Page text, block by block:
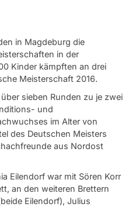
in Magdeburg die
in der
Kinder kämpften an drei
Meisterschaft 2016.
sieben Runden zu je zwei
und
im Alter von
des Deutschen Meisters
aus Nordost
Eilendorf war mit Sören Korr
an den weiteren Brettern
Eilendorf), Julius